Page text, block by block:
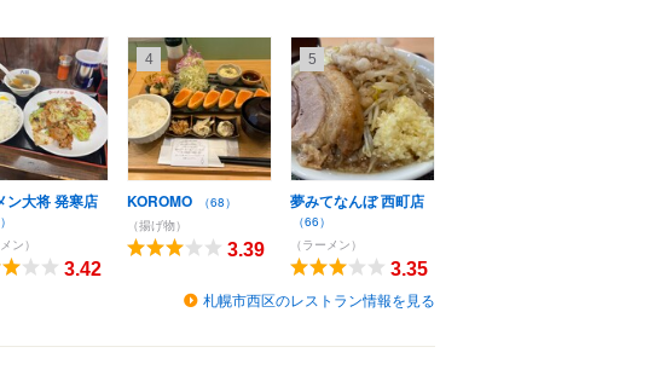
ン大将 発寒店
ン）
3.42
4
KOROMO
（68）
（揚げ物）
3.39
5
夢みてなんぼ 西町店
（66）
（ラーメン）
3.35
札幌市西区のレストラン情報を見る